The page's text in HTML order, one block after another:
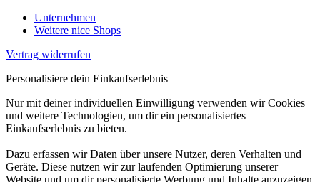
Unternehmen
Weitere nice Shops
Vertrag widerrufen
Personalisiere dein Einkaufserlebnis
Nur mit deiner individuellen Einwilligung verwenden wir Cookies
und weitere Technologien, um dir ein personalisiertes
Einkaufserlebnis zu bieten.
Dazu erfassen wir Daten über unsere Nutzer, deren Verhalten und
Geräte. Diese nutzen wir zur laufenden Optimierung unserer
Website und um dir personalisierte Werbung und Inhalte anzuzeigen